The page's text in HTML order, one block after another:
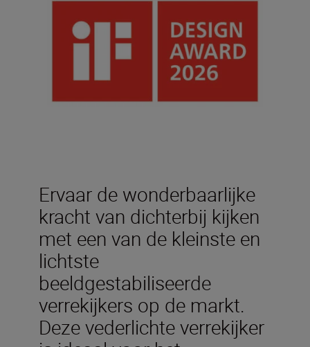
Ervaar de wonderbaarlijke
kracht van dichterbij kijken
met een van de kleinste en
lichtste
beeldgestabiliseerde
verrekijkers op de markt.
Deze vederlichte verrekijker